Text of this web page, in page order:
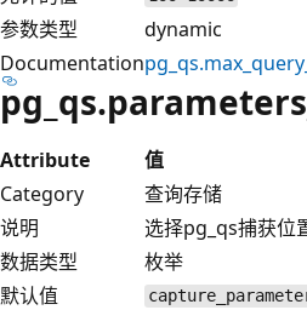
参数类型
dynamic
Documentation
Attribute
值
Category
查询存储
说明
选择pg_qs捕获位
数据类型
枚举
默认值